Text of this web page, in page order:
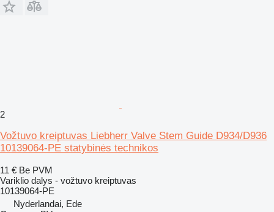
2
Vožtuvo kreiptuvas Liebherr Valve Stem Guide D934/D936
10139064-PE statybinės technikos
11 € Be PVM
Variklio dalys - vožtuvo kreiptuvas
10139064-PE
Nyderlandai, Ede